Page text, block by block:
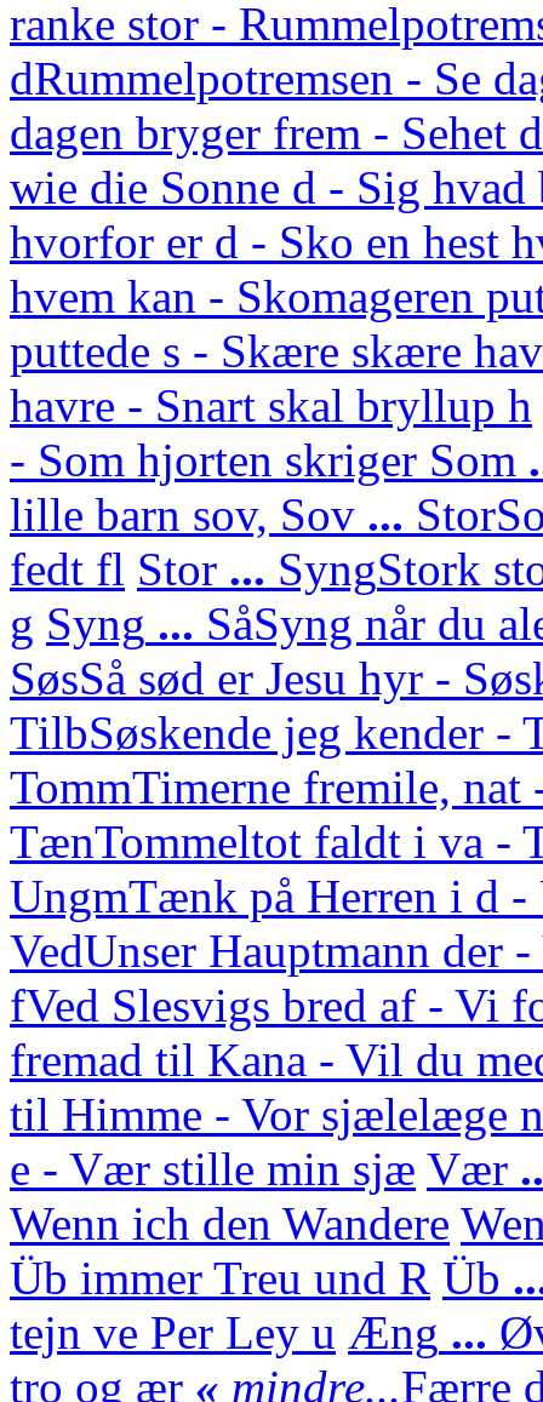
ranke stor -
dRummelpotremsen - Se
dagen bryger frem - Sehet
wie die Sonne d - Sig hvad
hvorfor er d - Sko en hest
hvem kan - Skomageren
puttede s - Skære skære
havre - Snart skal bryllup h
- Som hjorten skriger Som
lille barn sov, Sov ... Stor
fedt fl Stor ... SyngStork
g Syng ... SåSyng når du
SøsSå sød er Jesu hyr -
TilbSøskende jeg kender -
TommTimerne fremile,
TænTommeltot faldt i va -
UngmTænk på Herren i d -
VedUnser Hauptmann der
fVed Slesvigs bred af - Vi
fremad til Kana - Vil du
til Himme - Vor sjælelæge
e - Vær stille min sjæ Vær
Wenn ich den Wandere
Üb immer Treu und R Üb
tejn ve Per Ley u Æng ...
tro og ær « mindre...Færre